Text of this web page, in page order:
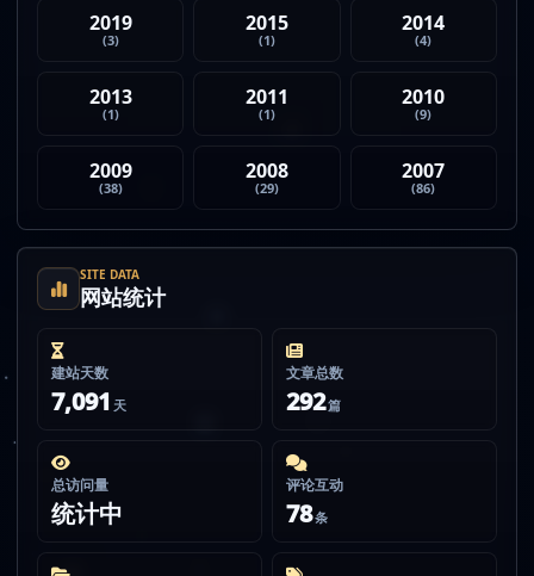
2019
(3)
2015
(1)
2014
(4)
2013
(1)
2011
(1)
2010
(9)
2009
(38)
2008
(29)
2007
(86)
SITE DATA
网站统计
建站天数
7,091 天
文章总数
292篇
总访问量
统计中
评论互动
78条